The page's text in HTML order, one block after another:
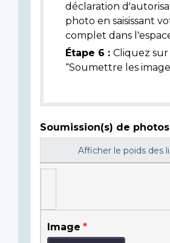
déclaration
photo en saisissant
complet dans
Étape 6 : Cliquez sur
“Soumettre les
Soumission(s) de photos
Afficher le poids des
Image